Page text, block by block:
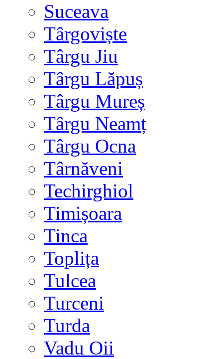
Suceava
Târgoviște
Târgu Jiu
Târgu Lăpuș
Târgu Mureș
Târgu Neamț
Târgu Ocna
Târnăveni
Techirghiol
Timișoara
Tinca
Toplița
Tulcea
Turceni
Turda
Vadu Oii